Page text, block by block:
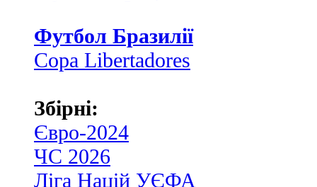
Футбол Бразилії
Copa Libertadores
Збірні:
Євро-2024
ЧС 2026
Ліга Націй УЄФА